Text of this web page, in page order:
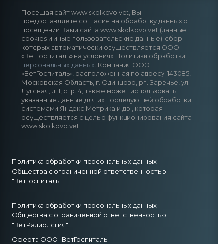
Посещая сайт www.skolkovo.vet, Вы
предоставляете согласие на обработку данных о
посещении Вами сайта www.skolkovo.vet (данные
cookies и иные пользовательские данные), сбор
которых автоматически осуществляется ООО
«ВетГоспиталь» на условиях Политики обработки
персональных данных . Компания ООО
«ВетГоспиталь», расположенная по адресу: 143085,
Московская Область, г. Одинцово, рп. Заречье, ул.
Луговая, д. 1, стр. 4, также может использовать
указанные данные для их последующей обработки
системами Яндекс.Метрика и др., которая
осуществляется с целью функционирования сайта
www.skolkovo.vet.
Политика обработки персональных данных
Общества с ограниченной ответственностью
"ВетГоспиталь"
Политика обработки персональных данных
Общества с ограниченной ответственностью
"ВетРадиология"
Оферта ООО "ВетГоспиталь"